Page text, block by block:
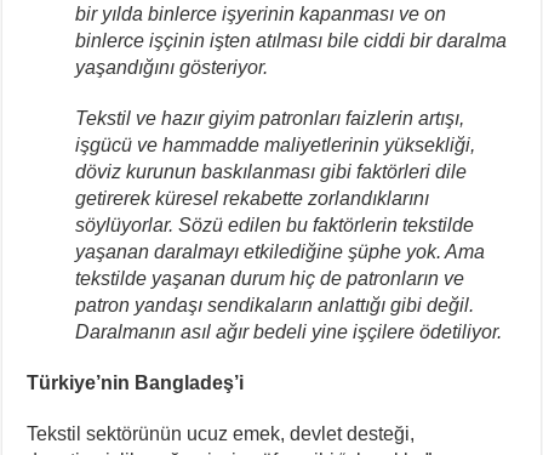
bir yılda binlerce işyerinin kapanması ve on
binlerce işçinin işten atılması bile ciddi bir daralma
yaşandığını gösteriyor.
Tekstil ve hazır giyim patronları faizlerin artışı,
işgücü ve hammadde maliyetlerinin yüksekliği,
döviz kurunun baskılanması gibi faktörleri dile
getirerek küresel rekabette zorlandıklarını
söylüyorlar. Sözü edilen bu faktörlerin tekstilde
yaşanan daralmayı etkilediğine şüphe yok. Ama
tekstilde yaşanan durum hiç de patronların ve
patron yandaşı sendikaların anlattığı gibi değil.
Daralmanın asıl ağır bedeli yine işçilere ödetiliyor.
Türkiye’nin Bangladeş’i
Tekstil sektörünün ucuz emek, devlet desteği,